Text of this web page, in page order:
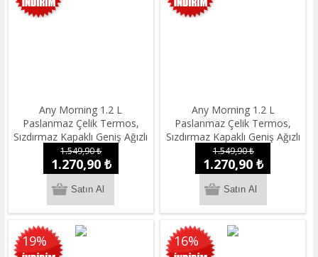
Any Morning 1.2 L
Paslanmaz Çelik Termos,
Sızdırmaz Kapaklı Geniş Ağızlı
Siyah SI232250
1.549,90 ₺
1.270,90 ₺
Any Morning 1.2 L
Paslanmaz Çelik Termos,
Sızdırmaz Kapaklı Geniş Ağızlı
Bakır Renkli SI232250
1.549,90 ₺
1.270,90 ₺
19% 16%